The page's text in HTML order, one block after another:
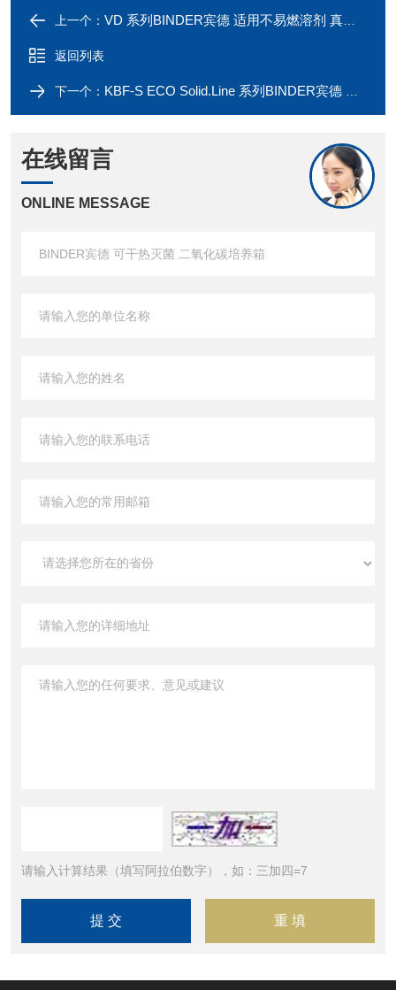
上一个： VD 系列BINDER宾德 适用不易燃溶剂 真空烘箱
返回列表
下一个： KBF-S ECO Solid.Line 系列BINDER宾德 恒温恒湿箱 半导体制冷技术
在线留言
ONLINE MESSAGE
请输入计算结果（填写阿拉伯数字），如：三加四=7